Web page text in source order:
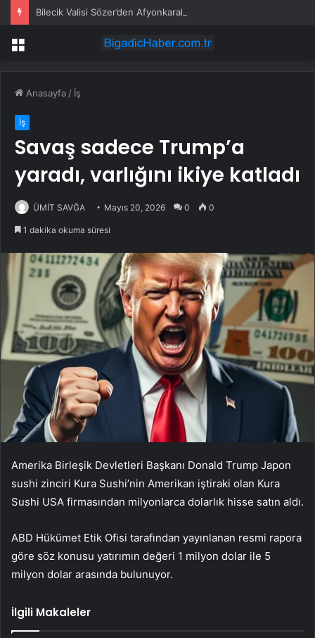
Menü
Anasayfa / İş
İş
Savaş sadece Trump’a
yaradı, varlığını ikiye katladı
ÜMİT SAVĞA Mayıs 20, 2026 0 0
1 dakika okuma süresi
Amerika Birleşik Devletleri Başkanı Donald Trump Japon
sushi zinciri Kura Sushi’nin Amerikan iştiraki olan Kura
Sushi USA firmasından milyonlarca dolarlık hisse satın aldı.
ABD Hükümet Etik Ofisi tarafından yayınlanan resmi rapora
göre söz konusu yatırımın değeri 1 milyon dolar ile 5
milyon dolar arasında bulunuyor.
İlgili Makaleler